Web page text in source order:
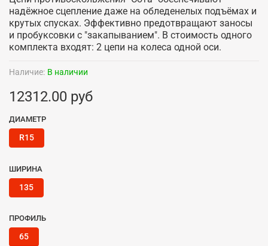
Наличие: В наличии
12312.00 руб
ДИАМЕТР
R15
ШИРИНА
135
ПРОФИЛЬ
65
надёжное сцепление даже на обледенелых подъёмах и
крутых спусках. Эффективно предотвращают заносы
и пробуксовки с "закапыванием". В стоимость одного
комплекта входят: 2 цепи на колеса одной оси.